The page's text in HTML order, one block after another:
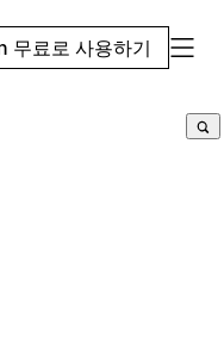
무료로 사용하기